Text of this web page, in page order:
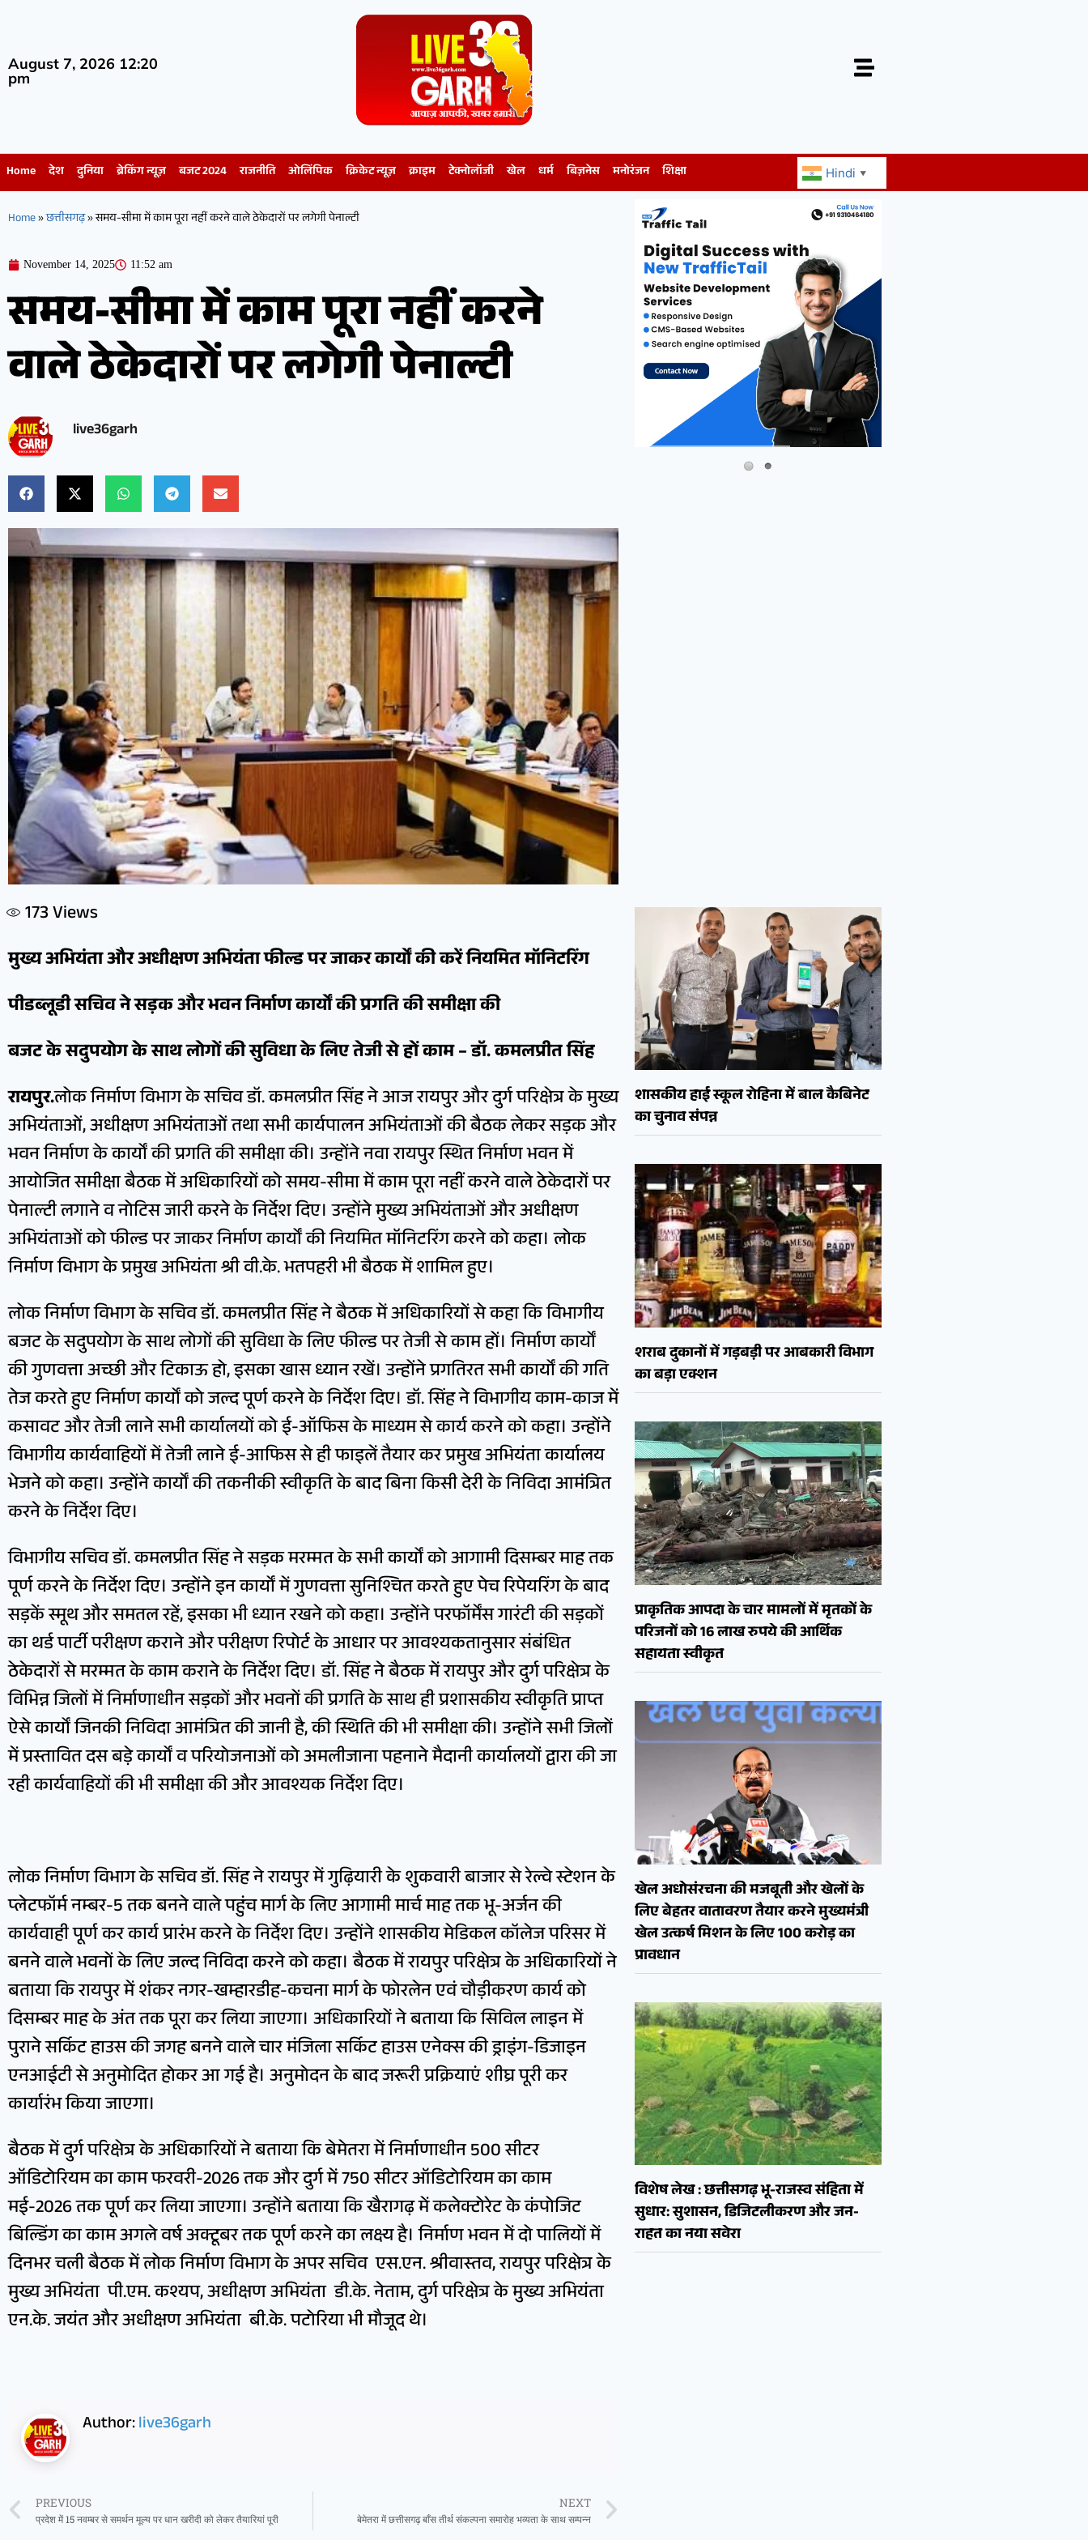
August 7, 2026 12:20
pm
Home देश दुनिया ब्रेकिंग न्यूज़ बजट 2024 राजनीति ओलिंपिक क्रिकेट न्यूज़ क्राइम टेक्नोलॉजी खेल धर्म बिज़नेस मनोरंजन शिक्षा Hindi ▼
Home»छत्तीसगढ़»समय-सीमा में काम पूरा नहीं करने वाले ठेकेदारों पर लगेगी पेनाल्टी
November 14, 2025 11:52 am
समय-सीमा में काम पूरा नहीं करने
वाले ठेकेदारों पर लगेगी पेनाल्टी
live36garh
173Views
मुख्य अभियंता और अधीक्षण अभियंता फील्ड पर जाकर कार्यों की करें नियमित मॉनिटरिंग
पीडब्लूडी सचिव ने सड़क और भवन निर्माण कार्यों की प्रगति की समीक्षा की
बजट के सदुपयोग के साथ लोगों की सुविधा के लिए तेजी से हों काम – डॉ. कमलप्रीत सिंह
रायपुर.लोक निर्माण विभाग के सचिव डॉ. कमलप्रीत सिंह ने आज रायपुर और दुर्ग परिक्षेत्र के मुख्य
अभियंताओं, अधीक्षण अभियंताओं तथा सभी कार्यपालन अभियंताओं की बैठक लेकर सड़क और
भवन निर्माण के कार्यों की प्रगति की समीक्षा की। उन्होंने नवा रायपुर स्थित निर्माण भवन में
आयोजित समीक्षा बैठक में अधिकारियों को समय-सीमा में काम पूरा नहीं करने वाले ठेकेदारों पर
पेनाल्टी लगाने व नोटिस जारी करने के निर्देश दिए। उन्होंने मुख्य अभियंताओं और अधीक्षण
अभियंताओं को फील्ड पर जाकर निर्माण कार्यों की नियमित मॉनिटरिंग करने को कहा। लोक
निर्माण विभाग के प्रमुख अभियंता श्री वी.के. भतपहरी भी बैठक में शामिल हुए।
लोक निर्माण विभाग के सचिव डॉ. कमलप्रीत सिंह ने बैठक में अधिकारियों से कहा कि विभागीय
बजट के सदुपयोग के साथ लोगों की सुविधा के लिए फील्ड पर तेजी से काम हों। निर्माण कार्यों
की गुणवत्ता अच्छी और टिकाऊ हो, इसका खास ध्यान रखें। उन्होंने प्रगतिरत सभी कार्यों की गति
तेज करते हुए निर्माण कार्यों को जल्द पूर्ण करने के निर्देश दिए। डॉ. सिंह ने विभागीय काम-काज में
कसावट और तेजी लाने सभी कार्यालयों को ई-ऑफिस के माध्यम से कार्य करने को कहा। उन्होंने
विभागीय कार्यवाहियों में तेजी लाने ई-आफिस से ही फाइलें तैयार कर प्रमुख अभियंता कार्यालय
भेजने को कहा। उन्होंने कार्यों की तकनीकी स्वीकृति के बाद बिना किसी देरी के निविदा आमंत्रित
करने के निर्देश दिए।
विभागीय सचिव डॉ. कमलप्रीत सिंह ने सड़क मरम्मत के सभी कार्यों को आगामी दिसम्बर माह तक
पूर्ण करने के निर्देश दिए। उन्होंने इन कार्यों में गुणवत्ता सुनिश्चित करते हुए पेच रिपेयरिंग के बाद
सड़कें स्मूथ और समतल रहें, इसका भी ध्यान रखने को कहा। उन्होंने परफॉर्मेंस गारंटी की सड़कों
का थर्ड पार्टी परीक्षण कराने और परीक्षण रिपोर्ट के आधार पर आवश्यकतानुसार संबंधित
ठेकेदारों से मरम्मत के काम कराने के निर्देश दिए। डॉ. सिंह ने बैठक में रायपुर और दुर्ग परिक्षेत्र के
विभिन्न जिलों में निर्माणाधीन सड़कों और भवनों की प्रगति के साथ ही प्रशासकीय स्वीकृति प्राप्त
ऐसे कार्यों जिनकी निविदा आमंत्रित की जानी है, की स्थिति की भी समीक्षा की। उन्होंने सभी जिलों
में प्रस्तावित दस बड़े कार्यों व परियोजनाओं को अमलीजाना पहनाने मैदानी कार्यालयों द्वारा की जा
रही कार्यवाहियों की भी समीक्षा की और आवश्यक निर्देश दिए।
लोक निर्माण विभाग के सचिव डॉ. सिंह ने रायपुर में गुढ़ियारी के शुकवारी बाजार से रेल्वे स्टेशन के
प्लेटफॉर्म नम्बर-5 तक बनने वाले पहुंच मार्ग के लिए आगामी मार्च माह तक भू-अर्जन की
कार्यवाही पूर्ण कर कार्य प्रारंभ करने के निर्देश दिए। उन्होंने शासकीय मेडिकल कॉलेज परिसर में
बनने वाले भवनों के लिए जल्द निविदा करने को कहा। बैठक में रायपुर परिक्षेत्र के अधिकारियों ने
बताया कि रायपुर में शंकर नगर-खम्हारडीह-कचना मार्ग के फोरलेन एवं चौड़ीकरण कार्य को
दिसम्बर माह के अंत तक पूरा कर लिया जाएगा। अधिकारियों ने बताया कि सिविल लाइन में
पुराने सर्किट हाउस की जगह बनने वाले चार मंजिला सर्किट हाउस एनेक्स की ड्राइंग-डिजाइन
एनआईटी से अनुमोदित होकर आ गई है। अनुमोदन के बाद जरूरी प्रक्रियाएं शीघ्र पूरी कर
कार्यारंभ किया जाएगा।
बैठक में दुर्ग परिक्षेत्र के अधिकारियों ने बताया कि बेमेतरा में निर्माणाधीन 500 सीटर
ऑडिटोरियम का काम फरवरी-2026 तक और दुर्ग में 750 सीटर ऑडिटोरियम का काम
मई-2026 तक पूर्ण कर लिया जाएगा। उन्होंने बताया कि खैरागढ़ में कलेक्टोरेट के कंपोजिट
बिल्डिंग का काम अगले वर्ष अक्टूबर तक पूर्ण करने का लक्ष्य है। निर्माण भवन में दो पालियों में
दिनभर चली बैठक में लोक निर्माण विभाग के अपर सचिव एस.एन. श्रीवास्तव, रायपुर परिक्षेत्र के
मुख्य अभियंता पी.एम. कश्यप, अधीक्षण अभियंता डी.के. नेताम, दुर्ग परिक्षेत्र के मुख्य अभियंता
एन.के. जयंत और अधीक्षण अभियंता बी.के. पटोरिया भी मौजूद थे।
Author:live36garh
PREVIOUS
प्रदेश में 15 नवम्बर से समर्थन मूल्य पर धान खरीदी को लेकर तैयारियां पूरी
NEXT
बेमेतरा में छत्तीसगढ़ बाँस तीर्थ संकल्पना समारोह भव्यता के साथ सम्पन्न
शासकीय हाई स्कूल रोहिना में बाल कैबिनेट
का चुनाव संपन्न
शराब दुकानों में गड़बड़ी पर आबकारी विभाग
का बड़ा एक्शन
प्राकृतिक आपदा के चार मामलों में मृतकों के
परिजनों को 16 लाख रुपये की आर्थिक
सहायता स्वीकृत
खेल अधोसंरचना की मजबूती और खेलों के
लिए बेहतर वातावरण तैयार करने मुख्यमंत्री
खेल उत्कर्ष मिशन के लिए 100 करोड़ का
प्रावधान
विशेष लेख : छत्तीसगढ़ भू-राजस्व संहिता में
सुधार: सुशासन, डिजिटलीकरण और जन-
राहत का नया सवेरा